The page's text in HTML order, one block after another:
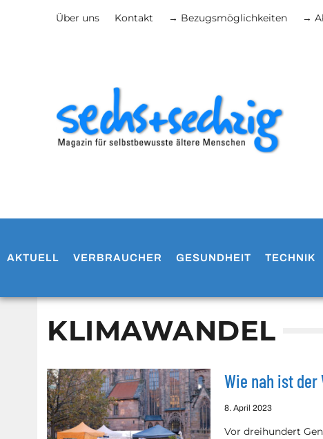
Über uns Kontakt → Bezugsmöglichkeiten →
AKTUELL VERBRAUCHER GESUNDHEIT TECHNIK
KLIMAWANDEL
Wie nah ist
8. April 2023
Vor dreihundert